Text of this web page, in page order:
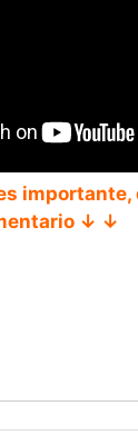
importante,
↓ ↓